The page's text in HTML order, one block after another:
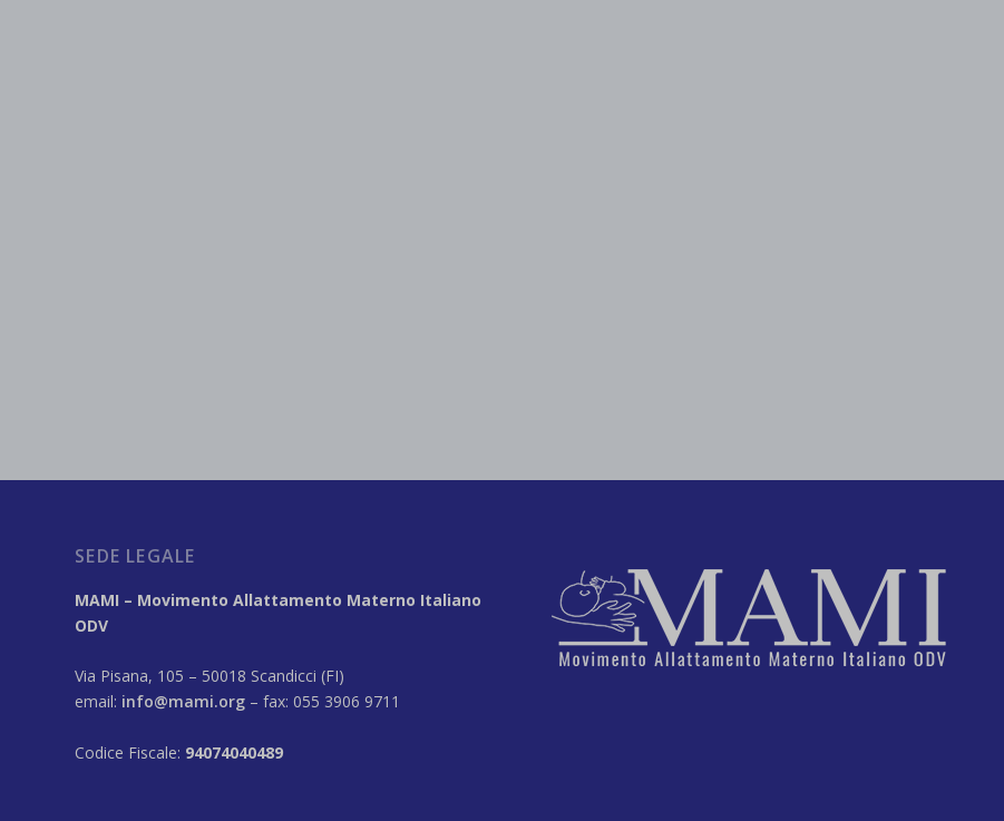
SEDE LEGALE
MAMI – Movimento Allattamento Materno Italiano
ODV
Via Pisana, 105 – 50018 Scandicci (FI)
email: info@mami.org – fax: 055 3906 9711
Codice Fiscale: 94074040489